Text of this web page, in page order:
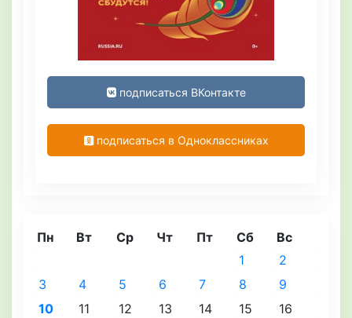
подписаться ВКонтакте
подписаться в Одноклассниках
Пн Вт Ср Чт Пт Сб Вс
1
2
3
4 5 6 7 8
9
10
11 12 13 14 15
16